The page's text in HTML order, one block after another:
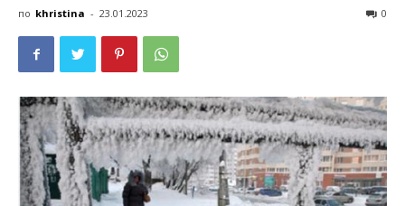
по khristina - 23.01.2023 0